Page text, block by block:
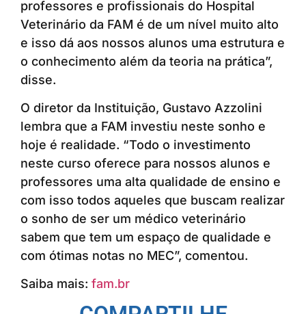
professores e profissionais do Hospital
Veterinário da FAM é de um nível muito alto
e isso dá aos nossos alunos uma estrutura e
o conhecimento além da teoria na prática”,
disse.
O diretor da Instituição, Gustavo Azzolini
lembra que a FAM investiu neste sonho e
hoje é realidade. “Todo o investimento
neste curso oferece para nossos alunos e
professores uma alta qualidade de ensino e
com isso todos aqueles que buscam realizar
o sonho de ser um médico veterinário
sabem que tem um espaço de qualidade e
com ótimas notas no MEC”, comentou.
Saiba mais: fam.br